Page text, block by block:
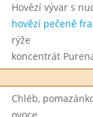
Hovězí vývar s
hovězí pečeně
rýže
koncentrát
Chléb,